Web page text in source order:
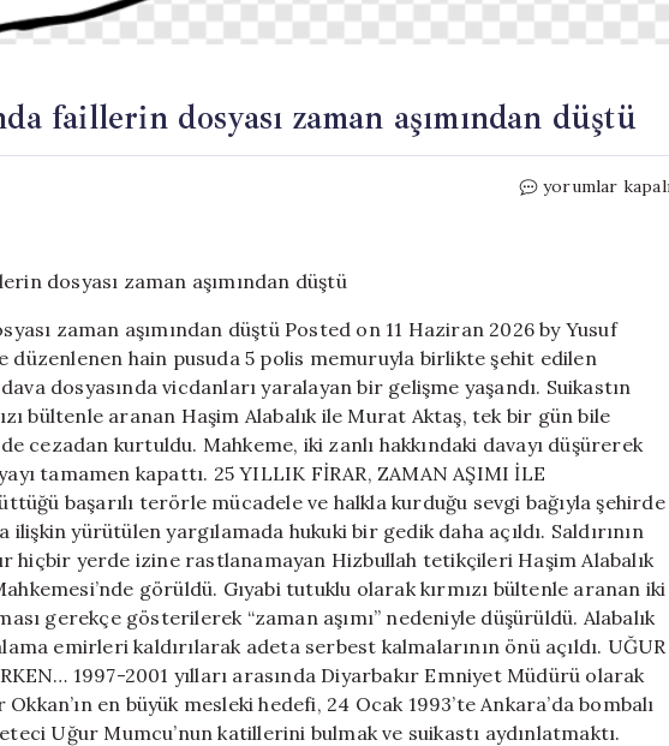
faillerin dosyası zaman aşımından düştü
Gaffar
aşımından
düştü
için
yorumlar
zaman aşımından düştü Posted on 11 Haziran 2026 by Yusuf
düzenlenen hain pusuda 5 polis memuruyla birlikte şehit edilen
dosyasında vicdanları yaralayan bir gelişme yaşandı. Suikastın
bültenle aranan Haşim Alabalık ile Murat Aktaş, tek bir gün bile
cezadan kurtuldu. Mahkeme, iki zanlı hakkındaki davayı düşürerek
tamamen kapattı. 25 YILLIK FİRAR, ZAMAN AŞIMI İLE
başarılı terörle mücadele ve halkla kurduğu sevgi bağıyla şehirde
yürütülen yargılamada hukuki bir gedik daha açıldı. Saldırının
hiçbir yerde izine rastlanamayan Hizbullah tetikçileri Haşim Alabalık
görüldü. Gıyabi tutuklu olarak kırmızı bültenle aranan iki
gerekçe gösterilerek “zaman aşımı” nedeniyle düşürüldü. Alabalık
emirleri kaldırılarak adeta serbest kalmalarının önü açıldı. UĞUR
1997-2001 yılları arasında Diyarbakır Emniyet Müdürü olarak
en büyük mesleki hedefi, 24 Ocak 1993’te Ankara’da bombalı
Uğur Mumcu’nun katillerini bulmak ve suikastı aydınlatmaktı.